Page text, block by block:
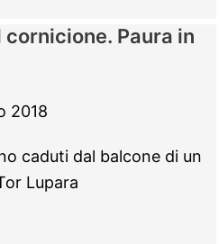
Paura in
2018
caduti dal balcone di un
Lupara